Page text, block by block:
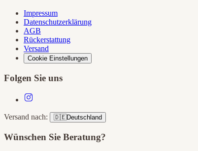
Impressum
Datenschutzerklärung
AGB
Rückerstattung
Versand
Cookie Einstellungen
Folgen Sie uns
Versand nach: 🇩🇪Deutschland
Wünschen Sie Beratung?